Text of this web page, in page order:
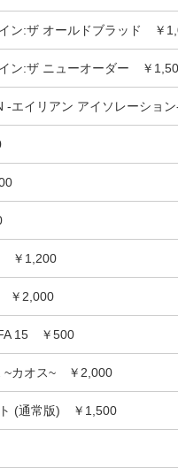
ン:ザ オールドブラッド ￥
ン:ザ ニューオーダー ￥
-エイリアン アイソレーショ
￥1,200
￥2,000
15 ￥500
~カオス~ ￥2,000
(通常版) ￥1,500